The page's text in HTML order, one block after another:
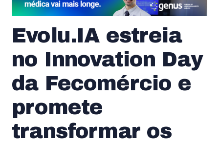
Evolu.IA estreia
no Innovation Day
da Fecomércio e
promete
transformar os